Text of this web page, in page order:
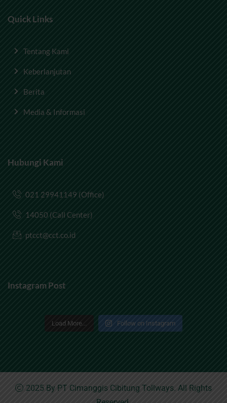
Quick Links
Tentang Kami
Keberlanjutan
Berita
Media & Informasi
Hubungi Kami
021 29941149 (Office)
14050 (Call Center)
ptcct@cct.co.id
Instagram Post
Load More... Follow on Instagram
2025 By PT Cimanggis Cibitung Tollways. All Rights